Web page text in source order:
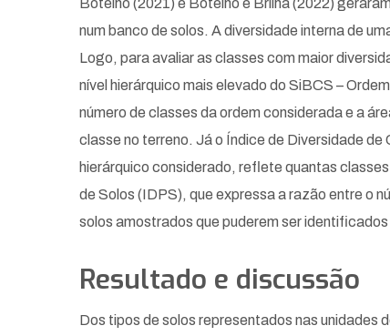
Botelho (2021) e Botelho e Brilha (2022)
num banco de solos. A diversidade interna de
Logo, para avaliar as classes com maior
nível hierárquico mais elevado do SiBCS –
número de classes da ordem considerada e a
classe no terreno. Já o Índice de Diversidade
hierárquico considerado, reflete quantas
de Solos (IDPS), que expressa a razão entre o
solos amostrados que puderem ser
Resultado e discussão
Dos tipos de solos representados nas